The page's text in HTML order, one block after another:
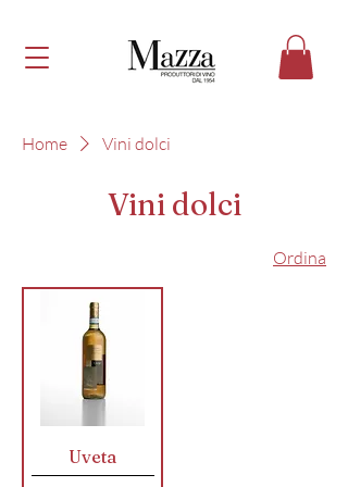
Home Vini dolci
Vini dolci
Ordina
Uveta